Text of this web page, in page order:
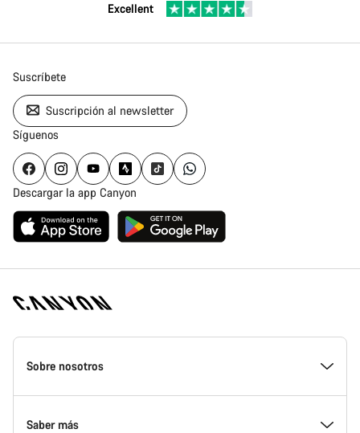
Excellent
Suscríbete
Suscripción al newsletter
Síguenos
Descargar la app Canyon
Canyon
Homepage
Sobre nosotros
Conoce Canyon
Saber más